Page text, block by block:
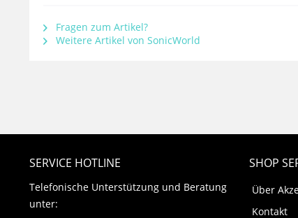
Fragen zum Artikel?
Weitere Artikel von SonicWorld
SERVICE HOTLINE
Telefonische Unterstützung und Beratung
unter:
SHOP
Über
Kontakt